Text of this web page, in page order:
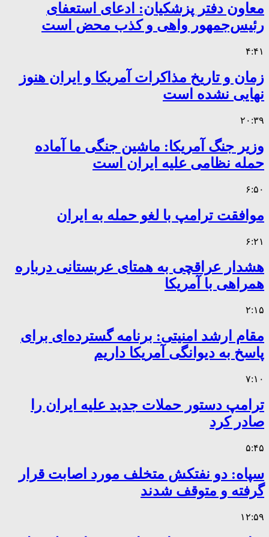
معاون دفتر پزشکیان: ادعای استعفای
رئیس‌جمهور واهی و کذب محض است
۴:۴۱
زمان و تاریخ مذاکرات آمریکا و ایران هنوز
نهایی نشده است
۲۰:۳۹
وزیر جنگ آمریکا: ماشین جنگی ما آماده
حمله نظامی علیه ایران است
۶:۵۰
موافقت ترامپ با لغو حمله به ایران
۶:۲۱
هشدار عراقچی به همتای عربستانی درباره
همراهی با آمریکا
۲:۱۵
مقام ارشد امنیتی: برنامه گسترده‌ای برای
پاسخ به دیوانگی آمریکا داریم
۷:۱۰
ترامپ دستور حملات جدید علیه ایران را
صادر کرد
۵:۴۵
سپاه: دو نفتکش متخلف مورد اصابت قرار
گرفته و متوقف شدند
۱۲:۵۹